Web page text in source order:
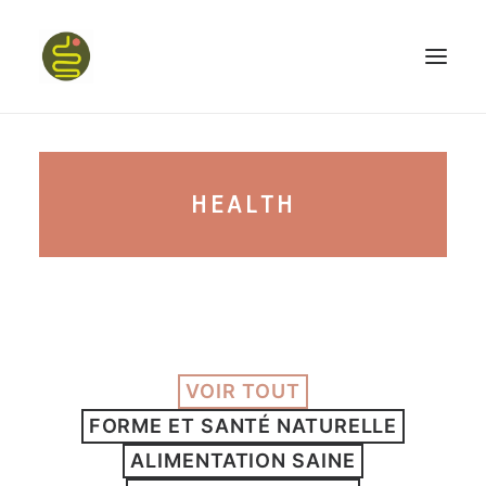
PROGRAMME HAPPY BELLY
CONFÉRENCES
podcast kinoa
HEALTH
VOIR TOUT
FORME ET SANTÉ NATURELLE
ALIMENTATION SAINE